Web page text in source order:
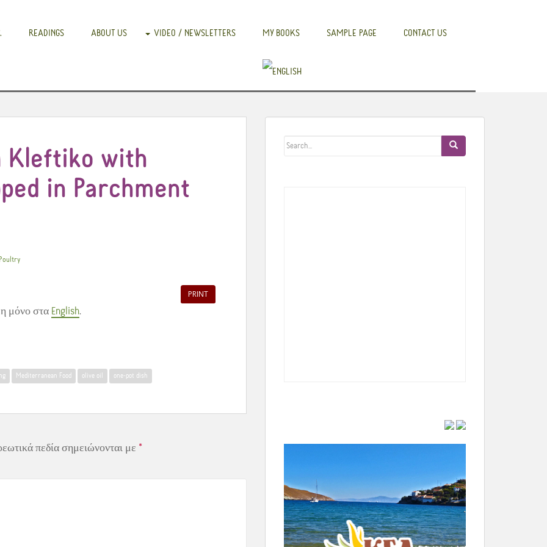
READINGS ABOUT US VIDEO / NEWSLETTERS MY BOOKS SAMPLE PAGE CONTACT US
Kleftiko with
in Parchment
PRINT
μόνο στα English.
Mediterranean Food olive oil one-pot dish
πεδία σημειώνονται με *